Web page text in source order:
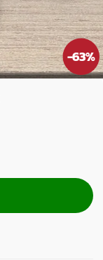
-63%